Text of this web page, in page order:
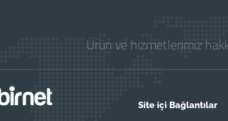
Ürün ve hizmetlerimiz
Site içi Bağlantılar